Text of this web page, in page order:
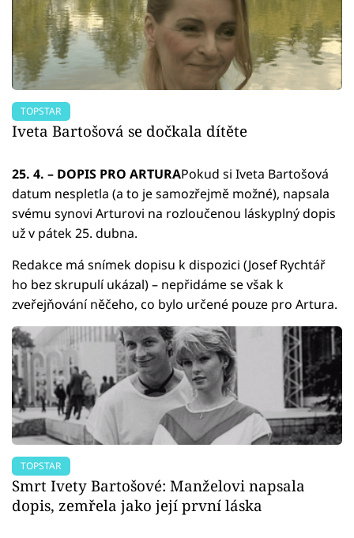
TOPSTAR
Iveta Bartošová se dočkala dítěte
25. 4. – DOPIS PRO ARTURAPokud si Iveta Bartošová
datum nespletla (a to je samozřejmě možné), napsala
svému synovi Arturovi na rozloučenou láskyplný dopis
už v pátek 25. dubna.
Redakce má snímek dopisu k dispozici (Josef Rychtář
ho bez skrupulí ukázal) – nepřidáme se však k
zveřejňování něčeho, co bylo určené pouze pro Artura.
TOPSTAR
Smrt Ivety Bartošové: Manželovi napsala
dopis, zemřela jako její první láska